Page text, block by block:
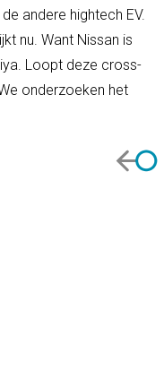
andere hightech EV.
nu. Want Nissan is
Loopt deze cross-
onderzoeken het